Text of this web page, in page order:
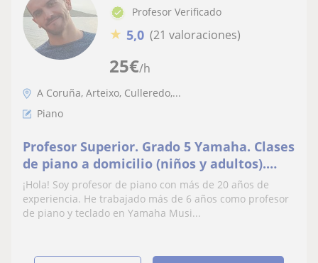
25€/h
Profesor Verificado
★ 5,0 (21 valoraciones)
A Coruña, Arteixo, Culleredo,...
Piano
Profesor Superior. Grado 5 Yamaha. Clases
de piano a domicilio (niños y adultos).
Todos los niveles. Concierto de alumnos
anual
¡Hola! Soy profesor de piano con más de 20 años de
experiencia. He trabajado más de 6 años como profesor
de piano y teclado en Yamaha Musi...